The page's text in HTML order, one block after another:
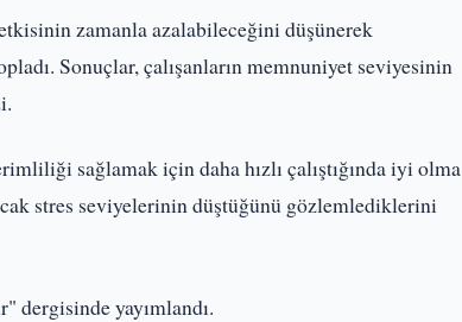
zamanla azalabileceğini düşünerek
Sonuçlar, çalışanların memnuniyet seviyesinin
sağlamak için daha hızlı çalıştığında iyi olma
stres seviyelerinin düştüğünü gözlemlediklerini
dergisinde yayımlandı.